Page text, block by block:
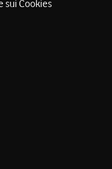
sui Cookies